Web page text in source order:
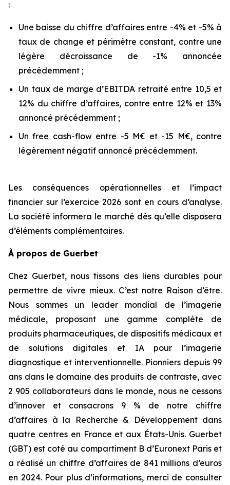
:
Une baisse du chiffre d’affaires entre -4% et -5% à
taux de change et périmètre constant, contre une
légère décroissance de -1% annoncée
précédemment ;
Un taux de marge d’EBITDA retraité entre 10,5 et
12% du chiffre d’affaires, contre entre 12% et 13%
annoncé précédemment ;
Un free cash-flow entre -5 M€ et -15 M€, contre
légèrement négatif annoncé précédemment.
Les conséquences opérationnelles et l’impact
financier sur l’exercice 2026 sont en cours d’analyse.
La société informera le marché dès qu’elle disposera
d’éléments complémentaires.
À propos de Guerbet
Chez Guerbet, nous tissons des liens durables pour
permettre de vivre mieux. C’est notre Raison d’être.
Nous sommes un leader mondial de l’imagerie
médicale, proposant une gamme complète de
produits pharmaceutiques, de dispositifs médicaux et
de solutions digitales et IA pour l’imagerie
diagnostique et interventionnelle. Pionniers depuis 99
ans dans le domaine des produits de contraste, avec
2 905 collaborateurs dans le monde, nous ne cessons
d’innover et consacrons 9 % de notre chiffre
d’affaires à la Recherche & Développement dans
quatre centres en France et aux États-Unis. Guerbet
(GBT) est coté au compartiment B d’Euronext Paris et
a réalisé un chiffre d’affaires de 841 millions d’euros
en 2024. Pour plus d’informations, merci de consulter